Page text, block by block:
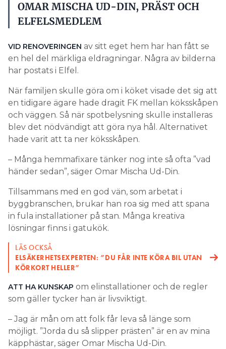
OMAR MISCHA UD-DIN, PRÄST OCH
ELFELSMEDLEM
VID RENOVERINGEN av sitt eget hem har han fått se
en hel del märkliga eldragningar. Några av bilderna
har postats i Elfel.
När familjen skulle göra om i köket visade det sig att
en tidigare ägare hade dragit FK mellan köksskåpen
och väggen. Så när spotbelysning skulle installeras
blev det nödvändigt att göra nya hål. Alternativet
hade varit att ta ner köksskåpen.
– Många hemmafixare tänker nog inte så ofta ”vad
händer sedan”, säger Omar Mischa Ud-Din.
Tillsammans med en god vän, som arbetat i
byggbranschen, brukar han roa sig med att spana
in fula installationer på stan. Många kreativa
lösningar finns i gatukök.
LÄS OCKSÅ
ELSÄKERHETSEXPERTEN: ”DU FÅR INTE KÖRA BIL UTAN
KÖRKORT HELLER”
ATT HA KUNSKAP om elinstallationer och de regler
som gäller tycker han är livsviktigt.
– Jag är mån om att folk får leva så länge som
möjligt. ”Jorda du så slipper prästen” är en av mina
käpphästar, säger Omar Mischa Ud-Din.